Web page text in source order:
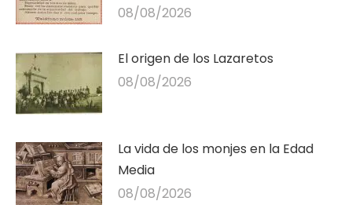
08/08/2026
El origen de los Lazaretos
08/08/2026
La vida de los monjes en la Edad
Media
08/08/2026